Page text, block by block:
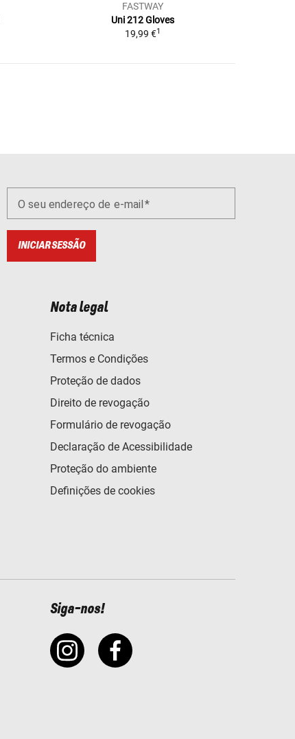
FASTWAY
Uni 212 Gloves
19,99 €1
O seu endereço de e-mail
INICIAR SESSÃO
Nota legal
Ficha técnica
Termos e Condições
Proteção de dados
Direito de revogação
Formulário de revogação
Declaração de Acessibilidade
Proteção do ambiente
Definições de cookies
Siga-nos!